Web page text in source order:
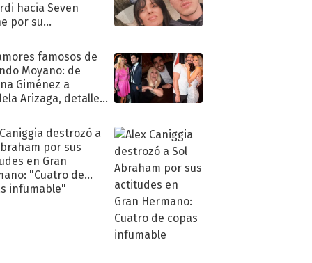
hacia Seven
por su
famosos de
Moyano: de
Giménez a
Arizaga, detalles
destrozó a
por sus
en Gran
"Cuatro de
infumable"